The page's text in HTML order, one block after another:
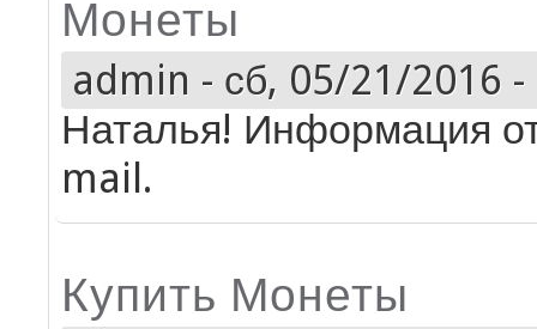
Монеты
admin - сб, 05/21/2016 -
Наталья! Информация
mail.
Купить Монеты